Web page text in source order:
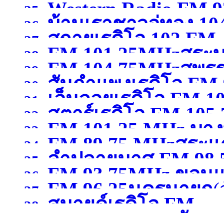
สุพรรณบุรี )
25.
Western Radio
)
26.
บ้านเราชาวอู่ทอง
สุพรรณบุรี )
27. สกายเรดิโอ 102 FM
28. FM 101.25MHzสระ
29. FM 104.75MHzสุพ
30.
สันกำแพงเรดิโอ FM
เชียงใหม่ )
31.
เอ็นจอยเรดิโอ FM
ขอนแก่น )
32.
สตาร์เรดิโอ FM
เชียงราย )
33. FM 101.25 MHz บา
สมุทรปราการ )
34. FM 89.75 MHzสระ
35. ลำปลายมาศ FM
36. FM 93.75MHz ขอน
37. FM 96.25นครนายก
38. สมายด์เรดิโอ FM